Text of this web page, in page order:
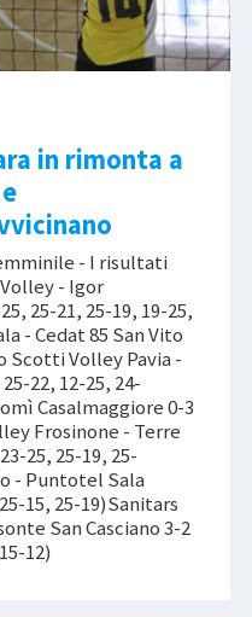
in rimonta a
- I risultati
- Igor
25-21, 25-19, 19-25,
- Cedat 85 San Vito
Scotti Volley Pavia -
22, 12-25, 24-
Casalmaggiore 0-3
Frosinone - Terre
25, 25-19, 25-
- Puntotel Sala
15, 25-19)Sanitars
San Casciano 3-2
12)